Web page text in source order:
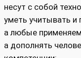
несут с собой
уметь учитывать
а любые
а дополнять